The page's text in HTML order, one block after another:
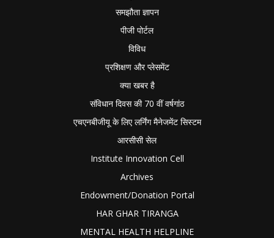
समझौता ज्ञापन
पीजी पोर्टल
विविध
प्रशिक्षण और प्लेसमेंट
क्या खबर है
संविधान दिवस की 70 वीं वर्षगांठ
एचएनबीजीयू के लिए लर्निंग मैनेजमेंट सिस्टम
आरसीसी सेल
Institute Innovation Cell
Archives
Endowment/Donation Portal
HAR GHAR TIRANGA
MENTAL HEALTH HELPLINE